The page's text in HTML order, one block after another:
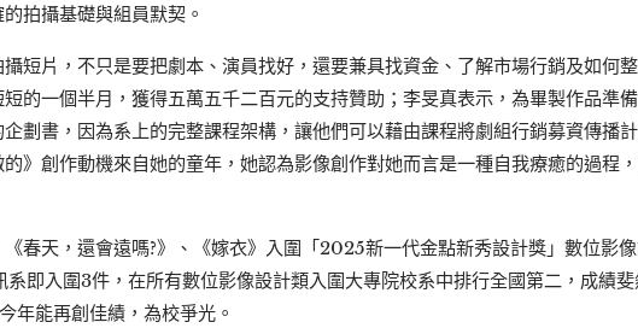
拍攝基礎與組員默契。
短片，不只是要把劇本、演員找好，還要兼具找資金、了解市場行銷及如何
的一個半月，獲得五萬五千二百元的支持贊助；李旻真表示，為畢製作品準
劃書，因為系上的完整課程架構，讓他們可以藉由課程將劇組行銷募資傳播
》創作動機來自她的童年，她認為影像創作對她而言是一種自我療癒的過程
春天，還會遠嗎?》、《嫁衣》入圍「2025新一代金點新秀設計獎」數位影
即入圍3件，在所有數位影像設計類入圍大專院校系中排行全國第二，成績
年能再創佳績，為校爭光。